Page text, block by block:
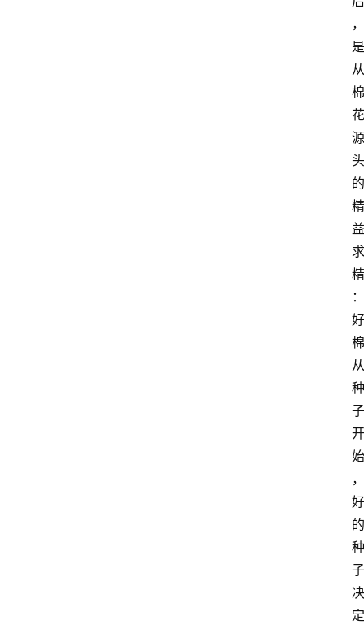
，
是
从
棉
花
源
头
的
精
益
求
精
：
好
棉
从
种
子
开
始
，
好
的
种
子
决
定